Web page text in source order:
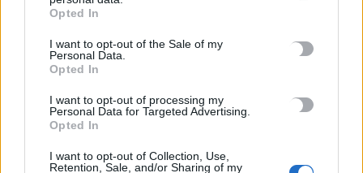
Opted In
I want to opt-out of the Sale of my
Personal Data.
Opted In
I want to opt-out of processing my
Personal Data for Targeted Advertising.
Opted In
I want to opt-out of Collection, Use,
Retention, Sale, and/or Sharing of my
κακοποίηση δύο ανήλικων μαθητών της
7 Αυγούστου, 2026
Το Ελληνικό Μεσογειακό Πανεπιστήμιο εκδίδει ηλεκτρονικά
Κυριακού»